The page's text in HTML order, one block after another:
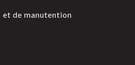
de manutention